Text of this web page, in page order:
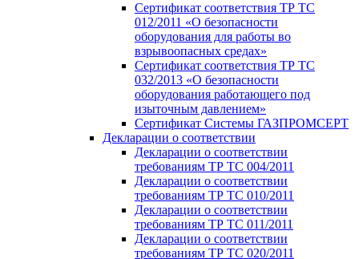
Сертификат соответствия ТР ТС
012/2011 «О безопасности
оборудования для работы во
взрывоопасных средах»
Сертификат соответствия ТР ТС
032/2013 «О безопасности
оборудования работающего под
изыточным давлением»
Сертификат Системы ГАЗПРОМСЕРТ
Декларации о соответствии
Декларации о соответствии
требованиям ТР ТС 004/2011
Декларации о соответствии
требованиям ТР ТС 010/2011
Декларации о соответствии
требованиям ТР ТС 011/2011
Декларации о соответствии
требованиям ТР ТС 020/2011